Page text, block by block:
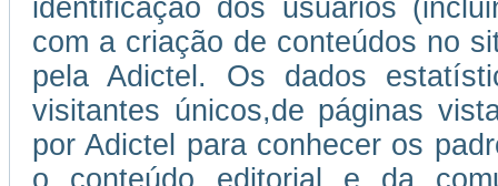
identificação dos usuários
com a criação de conteúdos no
pela Adictel. Os dados
visitantes únicos,de páginas
por Adictel para conhecer os
o conteúdo editorial e da